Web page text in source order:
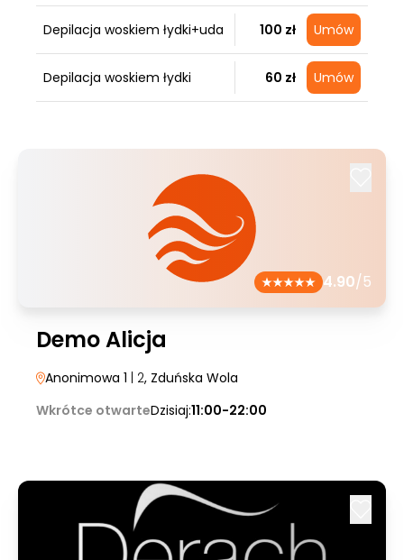
Depilacja woskiem łydki+uda 100 zł Umów
Depilacja woskiem łydki 60 zł Umów
4.90/5
Demo Alicja
Anonimowa 1 | 2, Zduńska Wola
Wkrótce otwarteDzisiaj:11:00-22:00